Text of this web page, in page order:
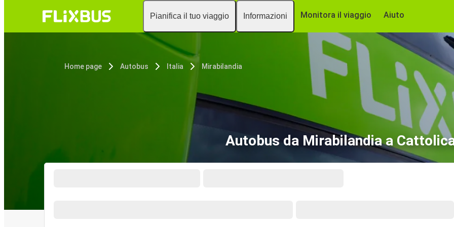
Pianifica il tuo viaggio Informazioni Monitora il viaggio Aiuto
Home page Autobus Italia Mirabilandia
Autobus da Mirabilandia a